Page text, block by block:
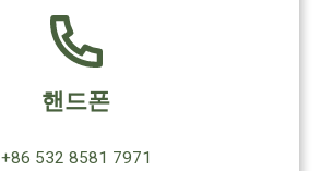
핸드폰
+86 532 8581 7971